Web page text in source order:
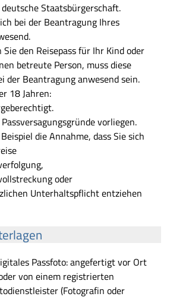
Staatsbürgerschaft.
bei der Beantragung Ihres
Sie den Reisepass für Ihr Kind oder
betreute Person, muss diese
der Beantragung anwesend sein.
18 Jahren:
vorliegen.
die Annahme, dass Sie sich
oder
Unterhaltspflicht entziehen
Passfoto: angefertigt vor Ort
von einem registrierten
(Fotografin oder